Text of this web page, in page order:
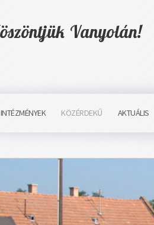
Vanyolán!
INTÉZMÉNYEK KÖZÉRDEKŰ AKTUÁLIS